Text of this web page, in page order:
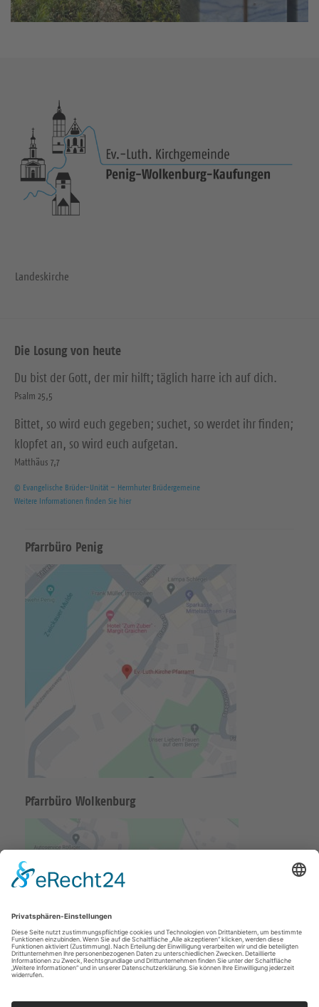
Landeskirche
Die Losung von heute
Du bist der Gott, der mir hilft; täglich harre ich auf dich.
Psalm 25,5
Bittet, so wird euch gegeben; suchet, so werdet ihr finden;
klopfet an, so wird euch aufgetan.
Matthäus 7,7
© Evangelische Brüder-Unität – Herrnhuter Brüdergemeine
Weitere Informationen finden Sie hier
Pfarrbüro Penig
Pfarrbüro Wolkenburg